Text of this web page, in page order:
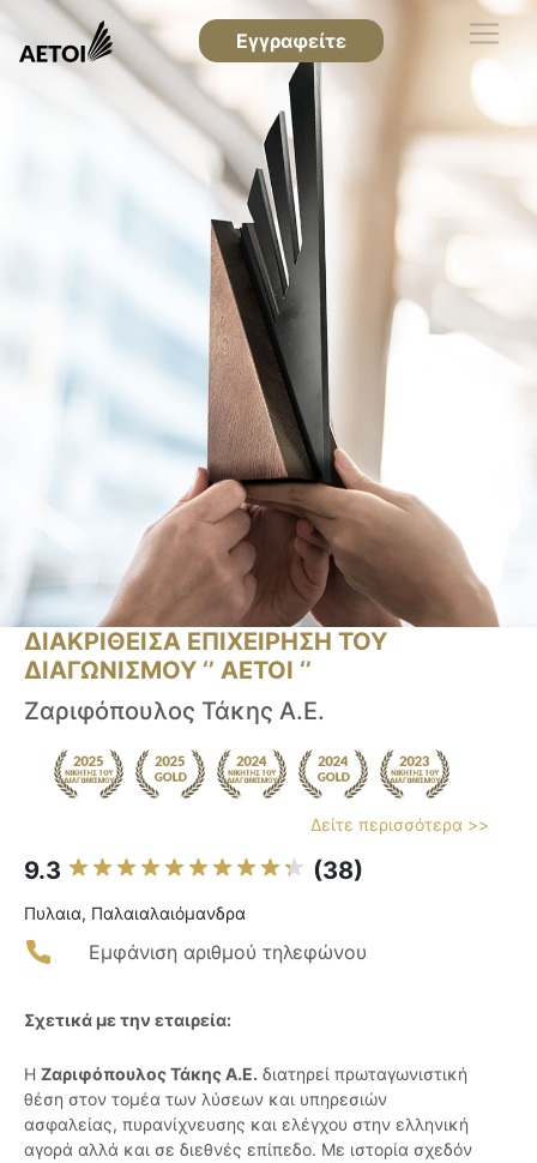
Εγγραφείτε
ΔΙΑΚΡΙΘΕΙΣΑ ΕΠΙΧΕΙΡΗΣΗ ΤΟΥ
ΔΙΑΓΩΝΙΣΜΟΥ ‘’ ΑΕΤΟΙ ‘’
Ζαριφόπουλος Τάκης Α.Ε.
Δείτε περισσότερα >>
9.3 (38)
Πυλαια, Παλαιαλαιόμανδρα
Εμφάνιση αριθμού τηλεφώνου
Σχετικά με την εταιρεία:
Η Ζαριφόπουλος Τάκης Α.Ε. διατηρεί πρωταγωνιστική
θέση στον τομέα των λύσεων και υπηρεσιών
ασφαλείας, πυρανίχνευσης και ελέγχου στην ελληνική
αγορά αλλά και σε διεθνές επίπεδο. Με ιστορία σχεδόν